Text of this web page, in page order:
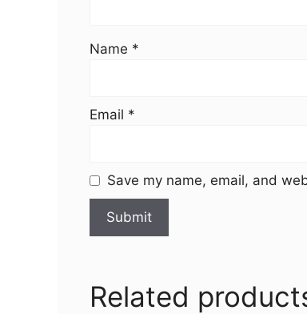
Name *
Email *
Save my name, email, and
Related